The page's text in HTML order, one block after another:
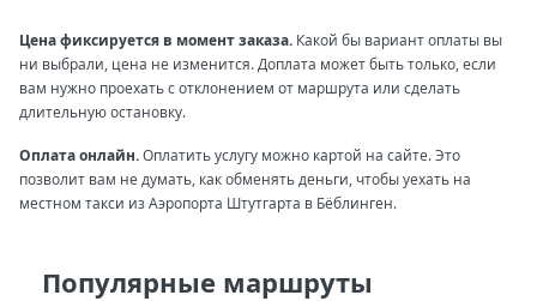
Цена фиксируется в момент заказа. Какой бы вариант оплаты вы
ни выбрали, цена не изменится. Доплата может быть только, если
вам нужно проехать с отклонением от маршрута или сделать
длительную остановку.
Оплата онлайн.Оплатить услугу можно картой на сайте. Это
позволит вам не думать, как обменять деньги, чтобы уехать на
местном такси из Аэропорта Штутгарта в Бёблинген.
Популярные маршруты